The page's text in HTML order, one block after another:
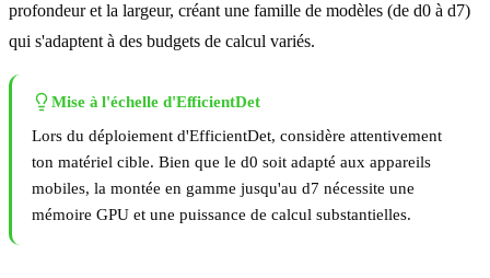
profondeur et la largeur, créant une famille de modèles (de d0 à d7)
qui s'adaptent à des budgets de calcul variés.
Mise à l'échelle d'EfficientDet
Lors du déploiement d'EfficientDet, considère attentivement
ton matériel cible. Bien que le d0 soit adapté aux appareils
mobiles, la montée en gamme jusqu'au d7 nécessite une
mémoire GPU et une puissance de calcul substantielles.